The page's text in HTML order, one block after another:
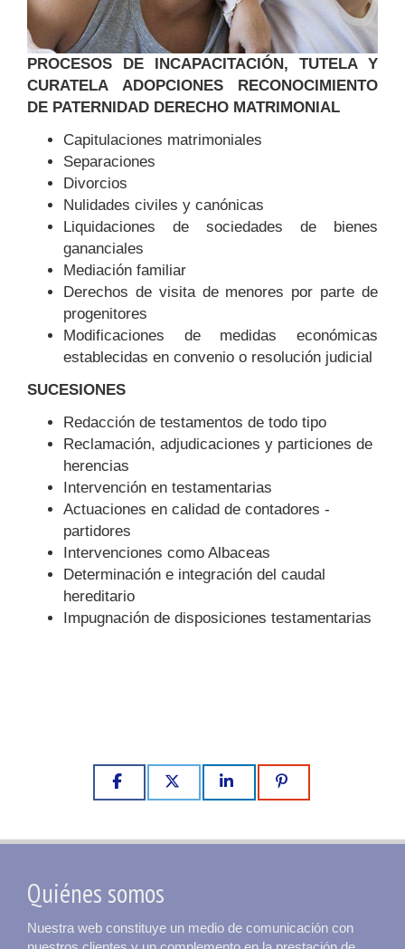
PROCESOS DE INCAPACITACIÓN, TUTELA Y
CURATELA ADOPCIONES RECONOCIMIENTO
DE PATERNIDAD DERECHO MATRIMONIAL
Capitulaciones matrimoniales
Separaciones
Divorcios
Nulidades civiles y canónicas
Liquidaciones de sociedades de bienes
gananciales
Mediación familiar
Derechos de visita de menores por parte de
progenitores
Modificaciones de medidas económicas
establecidas en convenio o resolución judicial
SUCESIONES
Redacción de testamentos de todo tipo
Reclamación, adjudicaciones y particiones de
herencias
Intervención en testamentarias
Actuaciones en calidad de contadores -
partidores
Intervenciones como Albaceas
Determinación e integración del caudal
hereditario
Impugnación de disposiciones testamentarias
Quiénes somos
Nuestra web constituye un medio de comunicación con